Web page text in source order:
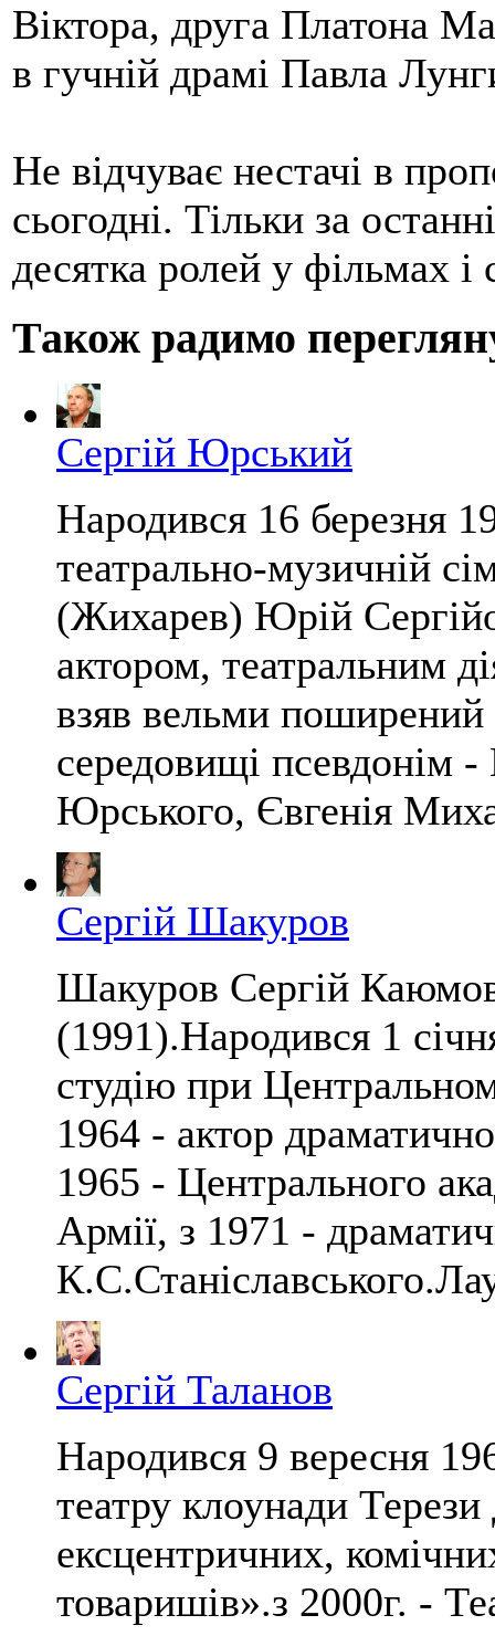
Віктора, друга Платона
в гучній драмі Павла
Не відчуває нестачі в
сьогодні. Тільки за
десятка ролей у фільмах і
Також радимо
Сергій Юрський
Народився 16 березня
театрально-музичній
(Жихарев) Юрій
актором, театральним
взяв вельми поширений
середовищі псевдонім
Юрського, Євгенія
Сергій Шакуров
Шакуров Сергій
(1991).Народився 1
студію при
1964 - актор
1965 - Центрального
Армії, з 1971 -
Сергій Таланов
Народився 9 вересня
театру клоунади
ексцентричних,
товаришів».з 2000г. -